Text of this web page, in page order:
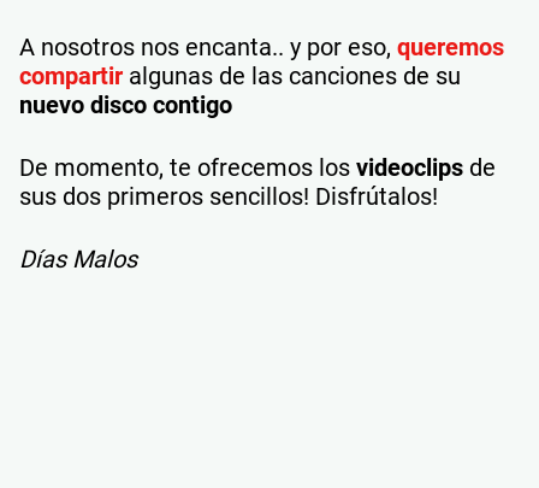
A nosotros nos encanta.. y por eso, queremos
compartir algunas de las canciones de su
nuevo disco contigo
De momento, te ofrecemos los videoclips de
sus dos primeros sencillos! Disfrútalos!
Días Malos